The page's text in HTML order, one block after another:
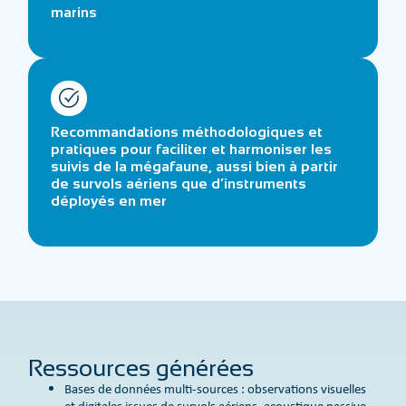
marins
Recommandations méthodologiques et
pratiques pour faciliter et harmoniser les
suivis de la mégafaune, aussi bien à partir
de survols aériens que d’instruments
déployés en mer
Ressources générées
Bases de données multi-sources : observations visuelles